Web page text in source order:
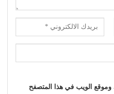
وموقع الويب في هذا المتصفح